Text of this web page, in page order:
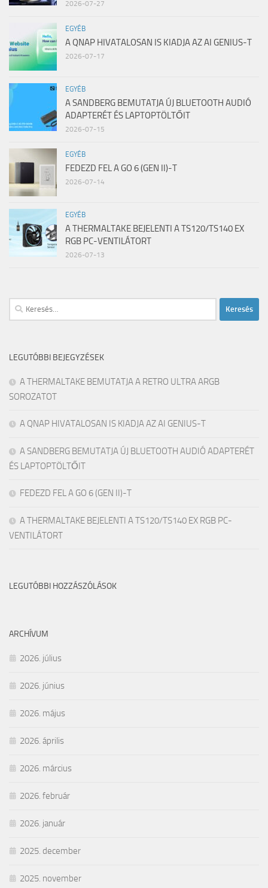
2026-07-27
EGYÉB
A QNAP HIVATALOSAN IS KIADJA AZ AI GENIUS-T
2026-07-17
EGYÉB
A SANDBERG BEMUTATJA ÚJ BLUETOOTH AUDIÓ
ADAPTERÉT ÉS LAPTOPTÖLTŐIT
2026-07-15
EGYÉB
FEDEZD FEL A GO 6 (GEN II)-T
2026-07-14
EGYÉB
A THERMALTAKE BEJELENTI A TS120/TS140 EX
RGB PC-VENTILÁTORT
2026-07-13
Keresés:
LEGUTÓBBI BEJEGYZÉSEK
A THERMALTAKE BEMUTATJA A RETRO ULTRA ARGB
SOROZATOT
A QNAP HIVATALOSAN IS KIADJA AZ AI GENIUS-T
A SANDBERG BEMUTATJA ÚJ BLUETOOTH AUDIÓ ADAPTERÉT
ÉS LAPTOPTÖLTŐIT
FEDEZD FEL A GO 6 (GEN II)-T
A THERMALTAKE BEJELENTI A TS120/TS140 EX RGB PC-
VENTILÁTORT
LEGUTÓBBI HOZZÁSZÓLÁSOK
ARCHÍVUM
2026. július
2026. június
2026. május
2026. április
2026. március
2026. február
2026. január
2025. december
2025. november